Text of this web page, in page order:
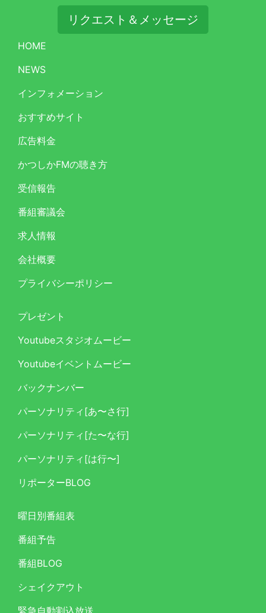
リクエスト＆メッセージ
HOME
NEWS
インフォメーション
おすすめサイト
広告料金
かつしかFMの聴き方
受信報告
番組審議会
求人情報
会社概要
プライバシーポリシー
プレゼント
Youtubeスタジオムービー
Youtubeイベントムービー
バックナンバー
パーソナリティ[あ〜さ行]
パーソナリティ[た〜な行]
パーソナリティ[は行〜]
リポーターBLOG
曜日別番組表
番組予告
番組BLOG
シェイクアウト
緊急自動割込放送